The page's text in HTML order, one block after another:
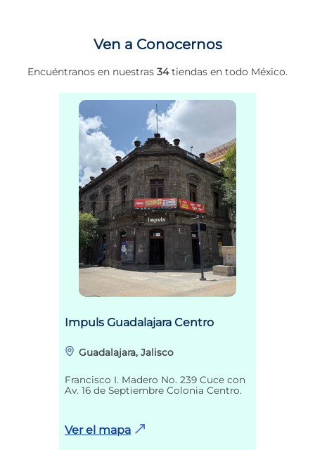
Ven a Conocernos
Encuéntranos en nuestras 34tiendas en todo México.
Impuls Guadalajara Centro
Guadalajara, Jalisco
Francisco I. Madero No. 239 Cuce con
Av. 16 de Septiembre Colonia Centro.
Ver el mapa